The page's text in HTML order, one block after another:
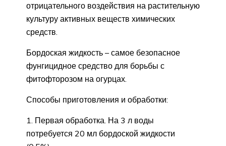
отрицательного воздействия на растительную
культуру активных веществ химических
средств.
Бордоская жидкость – самое безопасное
фунгицидное средство для борьбы с
фитофторозом на огурцах.
Способы приготовления и обработки:
Первая обработка. На 3 л воды
потребуется 20 мл бордоской жидкости